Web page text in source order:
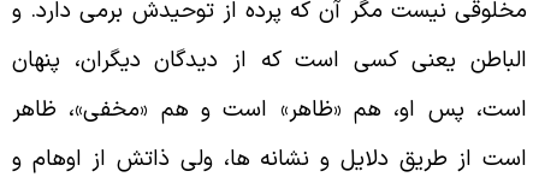
نیست مگر آن که پرده از توحیدش برمى ‏دارد. و
یعنى کسى است که از دیدگان دیگران، پنهان
پس او، هم «ظاهر» است و هم «مخفى»، ظاهر
از طریق دلایل و نشانه ها، ولى ذاتش از اوهام و